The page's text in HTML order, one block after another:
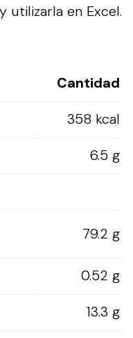
utilizarla en Excel.
Cantidad
358 kcal
6.5 g
79.2 g
0.52 g
13.3 g